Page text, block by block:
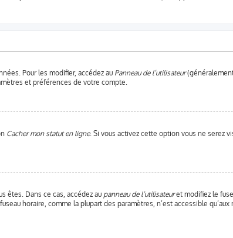
Pour les modifier, accédez au Panneau de l’utilisateur
et préférences de votre compte.
Cacher mon statut en ligne. Si vous activez cette option vous ne serez
êtes. Dans ce cas, accédez au panneau de l’utilisateuret modifiez le
horaire, comme la plupart des paramètres, n’est accessible